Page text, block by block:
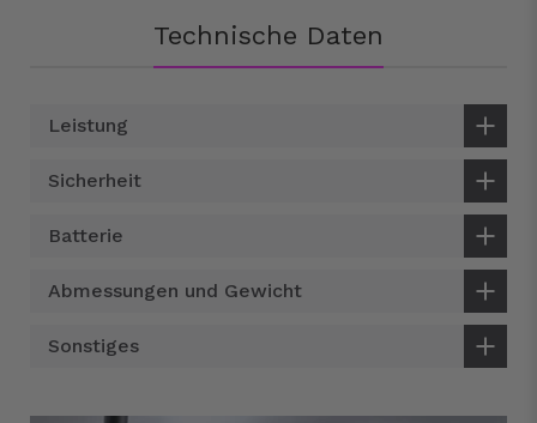
Technische Daten
Leistung
Sicherheit
Batterie
Abmessungen und Gewicht
Sonstiges